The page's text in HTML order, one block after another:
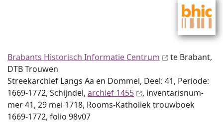
Brabants Historisch Informatie Centrum
te Brabant,
DTB Trouwen
Streekarchief Langs Aa en Dommel, Deel: 41, Periode:
1669-1772, Schijndel, archief 1455
, inventaris­num­
mer 41, 29 mei 1718, Rooms-Katholiek trouwboek
1669-1772, folio 98v07